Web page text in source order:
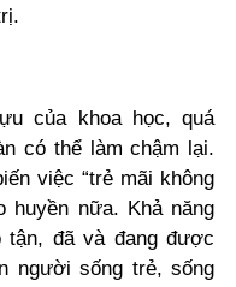
của khoa học, quá
có thể làm chậm lại.
việc “trẻ mãi không
huyền nữa. Khả năng
tận, đã và đang được
người sống trẻ, sống